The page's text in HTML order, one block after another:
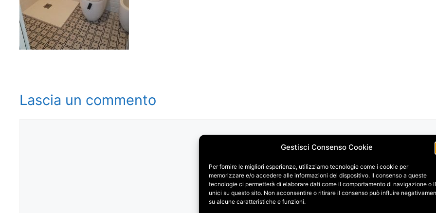
Gestisci Consenso Cookie
Per fornire le migliori esperienze, utilizziamo tecnologie come i cookie per
memorizzare e/o accedere alle informazioni del dispositivo. Il consenso a queste
tecnologie ci permetterà di elaborare dati come il comportamento di navigazione o
unici su questo sito. Non acconsentire o ritirare il consenso può influire
su alcune caratteristiche e funzioni.
Lascia un commento